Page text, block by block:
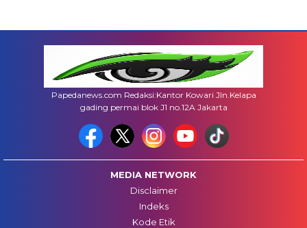
Papedanews.com Redaksi:Kantor Kowari Jln.Kelapa
gading permai blok J1 no.12A Jakarta
MEDIA NETWORK
Disclaimer
Indeks
Kode Etik